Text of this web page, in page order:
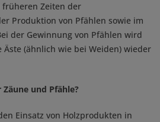
Zeiten der
Produktion von Pfählen sowie im
der Gewinnung von Pfählen wird
(ähnlich wie bei Weiden) wieder
und Pfähle?
Einsatz von Holzprodukten in